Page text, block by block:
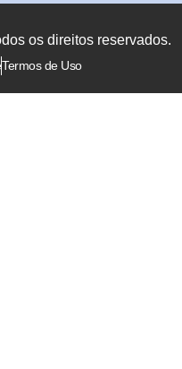
os direitos reservados.
Termos de Uso